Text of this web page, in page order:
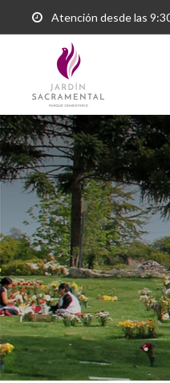
Atención desde las